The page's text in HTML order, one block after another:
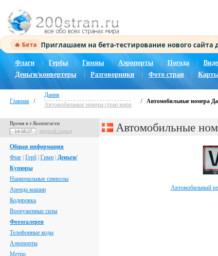
🔥 Бета Приглашаем на бета-тестирование нового
Флаги Гербы Гимны | Аэропорты Погода |
Деньги/конвертеры
Разговорники Фото стран
Главная /
Дания
Автомобильные номера стран мира
/ Автомобильные номера
Время в г.Копенгаген
14:58:28 другой город
Общая информация
Флаг Герб Гимн Деньги/
Купюры
Национальные символы
Аренда машин
Кодировка
Вооруженные силы
Фотогалерея
Телефонные коды
Аэропорты
Метро
Автомобильные
Автомобильный